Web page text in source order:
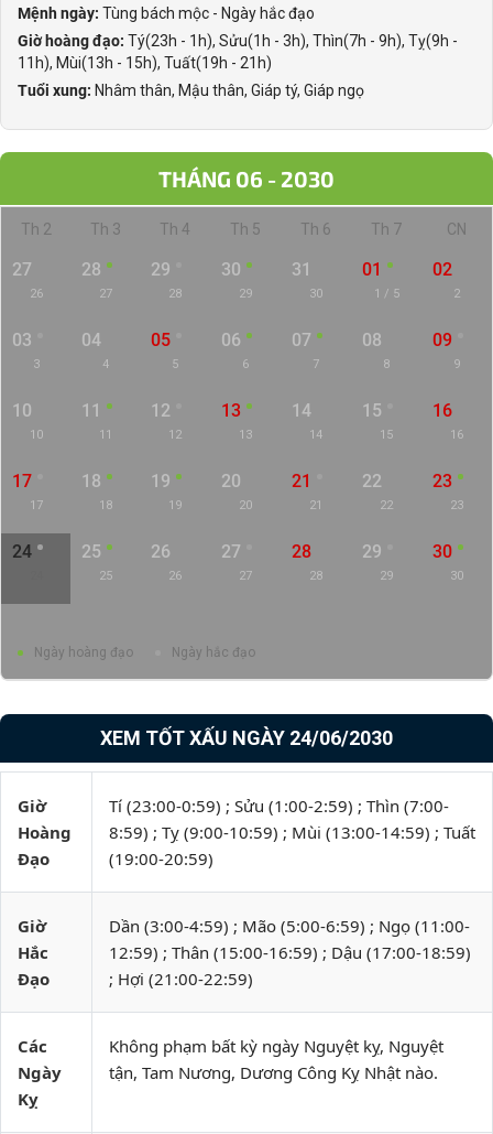
Mệnh ngày: Tùng bách mộc - Ngày hắc đạo
Giờ hoàng đạo: Tý(23h - 1h), Sửu(1h - 3h), Thìn(7h - 9h), Tỵ(9h -
11h), Mùi(13h - 15h), Tuất(19h - 21h)
Tuổi xung: Nhâm thân, Mậu thân, Giáp tý, Giáp ngọ
THÁNG 06 - 2030
Th 2 Th 3 Th 4 Th 5 Th 6 Th 7 CN
27
26
28
27
29
28
30
29
31
30
01
1 / 5
02
2
03
3
04
4
05
5
06
6
07
7
08
8
09
9
10
10
11
11
12
12
13
13
14
14
15
15
16
16
17
17
18
18
19
19
20
20
21
21
22
22
23
23
24 25
25
26
26
27
27
28
28
29
29
30
30
Ngày hoàng đạo Ngày hắc đạo
XEM TỐT XẤU NGÀY 24/06/2030
Giờ
Hoàng
Đạo
Tí (23:00-0:59) ; Sửu (1:00-2:59) ; Thìn (7:00-
8:59) ; Tỵ (9:00-10:59) ; Mùi (13:00-14:59) ; Tuất
(19:00-20:59)
Giờ
Hắc
Đạo
Dần (3:00-4:59) ; Mão (5:00-6:59) ; Ngọ (11:00-
12:59) ; Thân (15:00-16:59) ; Dậu (17:00-18:59)
; Hợi (21:00-22:59)
Các
Ngày
Kỵ
Không phạm bất kỳ ngày Nguyệt kỵ, Nguyệt
tận, Tam Nương, Dương Công Kỵ Nhật nào.